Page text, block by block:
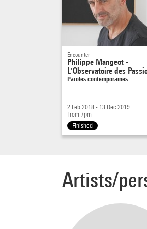
Encounter
Philippe Mangeot -
L'Observatoire des
Paroles contemporaines
2 Feb 2018 - 13 Dec 2019
From 7pm
Finished
Artists/